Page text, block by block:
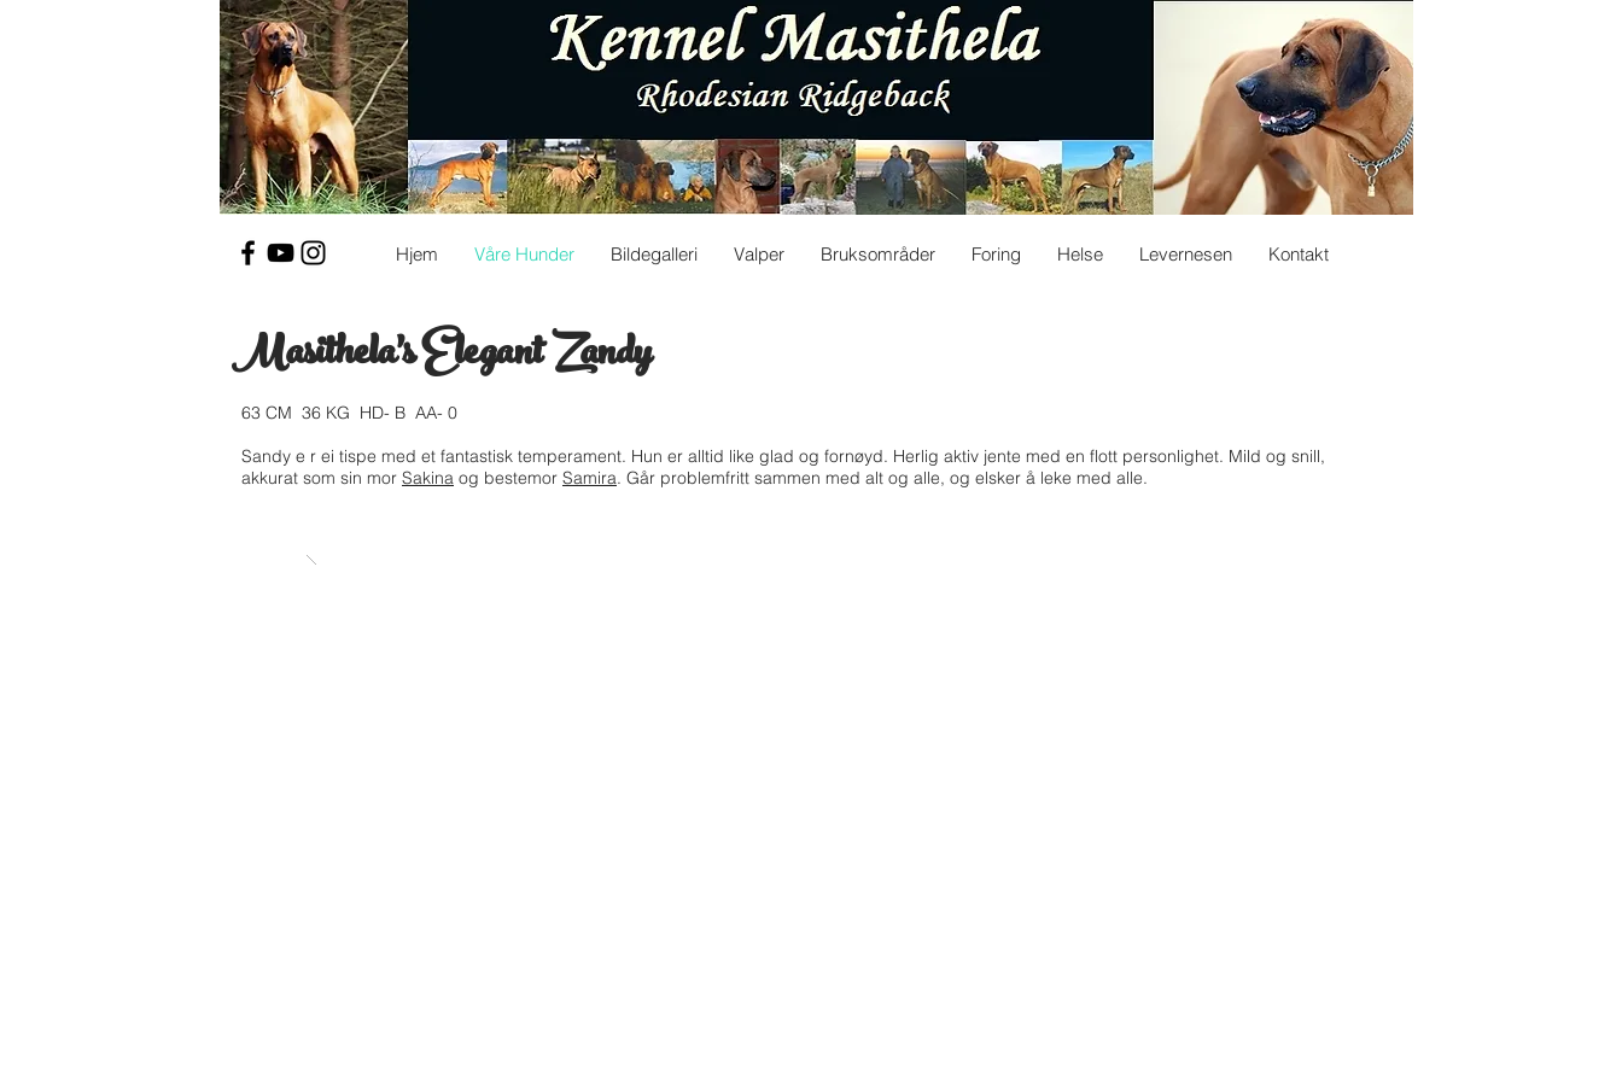
Hjem Våre Hunder Bildegalleri Valper Bruksområder Foring Helse Levernesen Kontakt
Masithela's Elegant Zandy
63 CM 36 KG HD- B AA- 0
Sandy e r ei tispe med et fantastisk temperament. Hun er alltid like glad og fornøyd. Herlig aktiv jente med en flott personlighet. Mild og snill,
akkurat som sin mor Sakina og bestemor Samira. Går problemfritt sammen med alt og alle, og elsker å leke med alle.